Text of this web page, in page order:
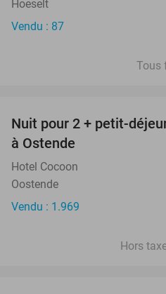
Hoeselt
Vendu : 87
Tous
Nuit pour 2 + petit-
à Ostende
Hotel Cocoon
Oostende
Vendu : 1.969
Hors